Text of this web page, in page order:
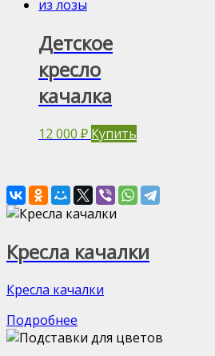
Детское
кресло
качалка
12 000 ₽ Купить
Кресла качалки
Кресла качалки
Подробнее